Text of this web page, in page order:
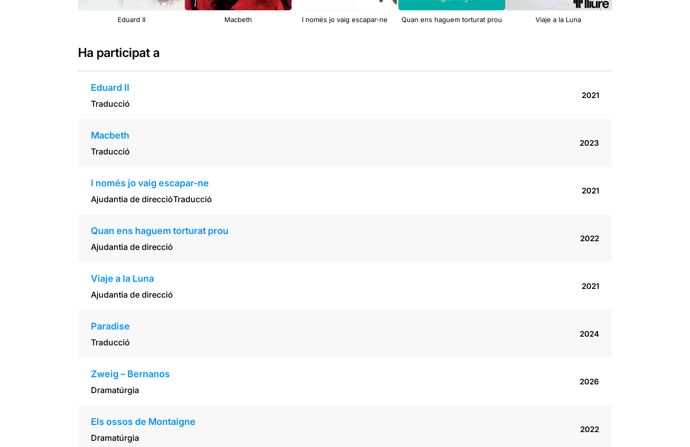
Eduard II Macbeth I només jo vaig escapar-ne Quan ens haguem torturat prou Viaje a la Luna
Ha participat a
Eduard II
Traducció
2021
Macbeth
Traducció
2023
I només jo vaig escapar-ne
Ajudantia de direccióTraducció
2021
Quan ens haguem torturat prou
Ajudantia de direcció
2022
Viaje a la Luna
Ajudantia de direcció
2021
Paradise
Traducció
2024
Zweig – Bernanos
Dramatúrgia
2026
Els ossos de Montaigne
Dramatúrgia
2022